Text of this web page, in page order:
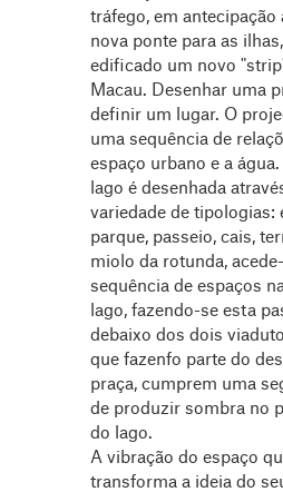
tráfego, em antecipação
nova ponte para as
edificado um novo
Macau. Desenhar uma
definir um lugar. O
uma sequência de
espaço urbano e a
lago é desenhada
variedade de tipologias:
parque, passeio, cais,
miolo da rotunda,
sequência de espaços
lago, fazendo-se esta
debaixo dos dois
que fazenfo parte do
praça, cumprem uma
de produzir sombra no
do lago.
A vibração do espaço
transforma a ideia do